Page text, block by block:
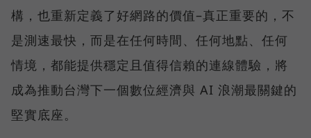
構，也重新定義了好網路的價值–真正重要的，不
是測速最快，而是在任何時間、任何地點、任何
情境，都能提供穩定且值得信賴的連線體驗，將
成為推動台灣下一個數位經濟與 AI 浪潮最關鍵的
堅實底座。